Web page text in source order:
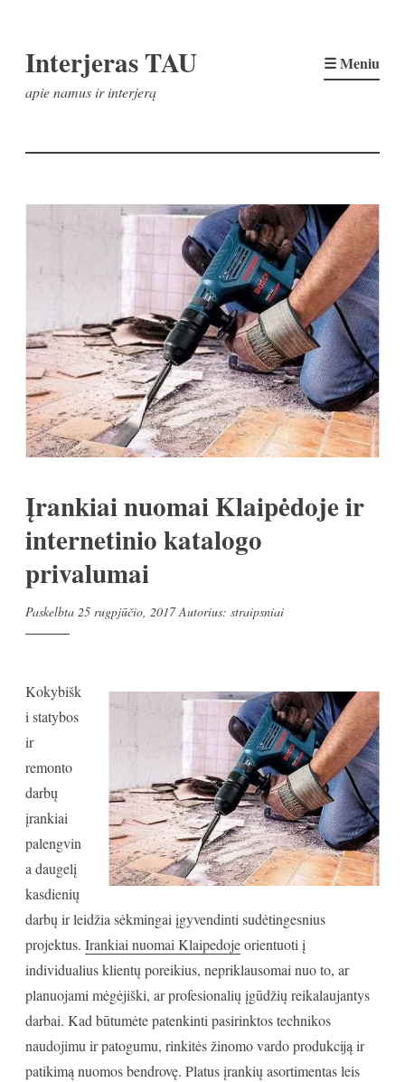
prie
Interjeras TAU
apie namus ir interjerą
☰ Meniu
Įrankiai nuomai Klaipėdoje ir
internetinio katalogo
privalumai
Paskelbta 25 rugpjūčio, 2017Autorius: straipsniai
Kokybišk
i statybos
ir
remonto
darbų
įrankiai
palengvin
a daugelį
kasdienių
darbų ir leidžia sėkmingai įgyvendinti sudėtingesnius
projektus. Irankiai nuomai Klaipedojeorientuoti į
individualius klientų poreikius, nepriklausomai nuo to, ar
planuojami mėgėjiški, ar profesionalių įgūdžių reikalaujantys
darbai. Kad būtumėte patenkinti pasirinktos technikos
naudojimu ir patogumu, rinkitės žinomo vardo produkciją ir
patikimą nuomos bendrovę. Platus įrankių asortimentas leis